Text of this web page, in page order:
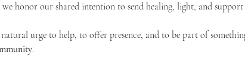
honor our shared intention to send healing, light, and support
urge to help, to offer presence, and to be part of
.